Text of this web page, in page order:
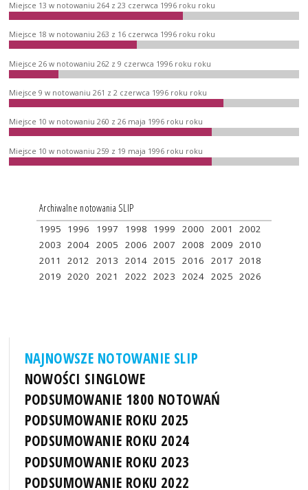
Miejsce 13 w notowaniu 264 z 23 czerwca 1996 roku roku
Miejsce 18 w notowaniu 263 z 16 czerwca 1996 roku roku
Miejsce 26 w notowaniu 262 z 9 czerwca 1996 roku roku
Miejsce 9 w notowaniu 261 z 2 czerwca 1996 roku roku
Miejsce 10 w notowaniu 260 z 26 maja 1996 roku roku
Miejsce 10 w notowaniu 259 z 19 maja 1996 roku roku
Archiwalne notowania SLIP
1995 1996 1997 1998 1999 2000 2001
2002
2003 2004 2005 2006 2007 2008 2009 2010
2011
2012 2013 2014 2015 2016 2017 2018
2019 2020 2021 2022 2023 2024 2025 2026
NAJNOWSZE NOTOWANIE SLIP
NOWOŚCI SINGLOWE
PODSUMOWANIE 1800 NOTOWAŃ
PODSUMOWANIE ROKU 2025
PODSUMOWANIE ROKU 2024
PODSUMOWANIE ROKU 2023
PODSUMOWANIE ROKU 2022